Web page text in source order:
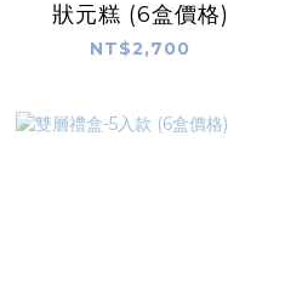
狀元糕 (6盒價格)
NT$2,700